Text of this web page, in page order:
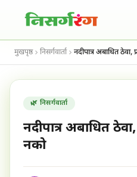
मुखपृष्ठ निसर्गवार्ता नदीपात्र अबाधित ठेवा,
🌿 निसर्गवार्ता
नदीपात्र अबाधित
नको